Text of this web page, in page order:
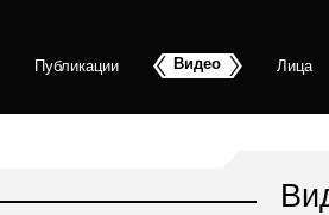
Публикации Видео Лица